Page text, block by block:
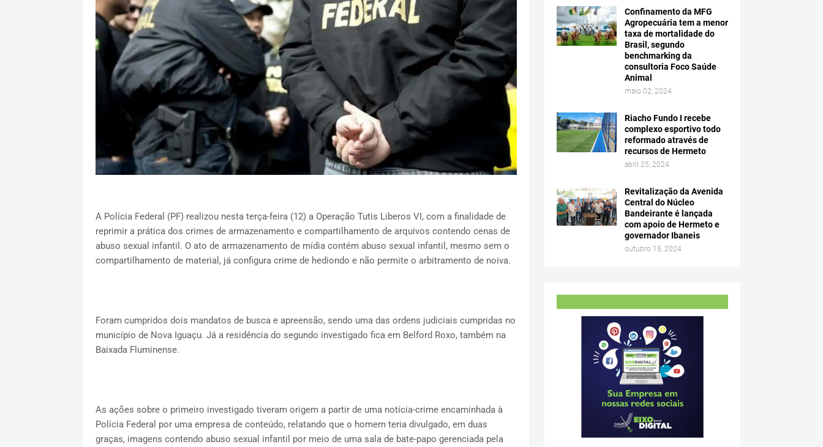
A Polícia Federal (PF) realizou nesta terça-feira (12) a Operação Tutis Liberos VI, com a finalidade de
reprimir a prática dos crimes de armazenamento e compartilhamento de arquivos contendo cenas de
abuso sexual infantil. O ato de armazenamento de mídia contém abuso sexual infantil, mesmo sem o
compartilhamento de material, já configura crime de hediondo e não permite o arbitramento de noiva.
Foram cumpridos dois mandatos de busca e apreensão, sendo uma das ordens judiciais cumpridas no
município de Nova Iguaçu. Já a residência do segundo investigado fica em Belford Roxo, também na
Baixada Fluminense.
As ações sobre o primeiro investigado tiveram origem a partir de uma notícia-crime encaminhada à
Polícia Federal por uma empresa de conteúdo, relatando que o homem teria divulgado, em duas
graças, imagens contendo abuso sexual infantil por meio de uma sala de bate-papo gerenciada pela
Confinamento da MFG
Agropecuária tem a menor
taxa de mortalidade do
Brasil, segundo
benchmarking da
consultoria Foco Saúde
Animal
maio 02, 2024
Riacho Fundo I recebe
complexo esportivo todo
reformado através de
recursos de Hermeto
abril 25, 2024
Revitalização da Avenida
Central do Núcleo
Bandeirante é lançada
com apoio de Hermeto e
governador Ibaneis
outubro 15, 2024